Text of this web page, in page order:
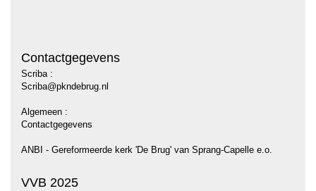
Contactgegevens
Scriba :
Scriba@pkndebrug.nl
Algemeen :
Contactgegevens
ANBI - Gereformeerde kerk 'De Brug' van Sprang-Capelle e.o.
VVB 2025